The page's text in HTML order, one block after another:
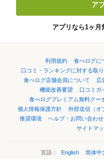
ア
アプリなら1ヶ月
利用規約 食べログに
口コミ・ランキングに対する取
食べログ店舗会員について
広
機能改善要望
口コミガ
食べログプレミアム無料クー
個人情報保護方針
外部送信（オ
推奨環境
ヘルプ・お問い合わせ
サイトマ
言語： English 简体中